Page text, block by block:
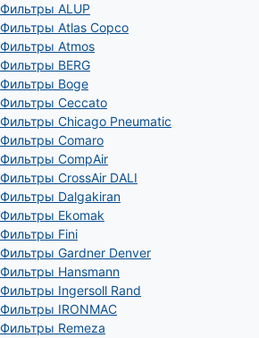
Фильтры ALUP
Фильтры Atlas Copco
Фильтры Atmos
Фильтры BERG
Фильтры Boge
Фильтры Ceccato
Фильтры Chicago Pneumatic
Фильтры Comaro
Фильтры CompAir
Фильтры CrossAir DALI
Фильтры Dalgakiran
Фильтры Ekomak
Фильтры Fini
Фильтры Gardner Denver
Фильтры Hansmann
Фильтры Ingersoll Rand
Фильтры IRONMAC
Фильтры Remeza